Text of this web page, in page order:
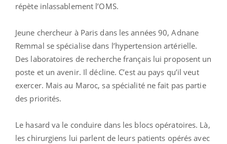
répète inlassablement l’OMS.
Jeune chercheur à Paris dans les années 90, Adnane
Remmal se spécialise dans l’hypertension artérielle.
Des laboratoires de recherche français lui proposent un
poste et un avenir. Il décline. C’est au pays qu’il veut
exercer. Mais au Maroc, sa spécialité ne fait pas partie
des priorités.
Le hasard va le conduire dans les blocs opératoires. Là,
les chirurgiens lui parlent de leurs patients opérés avec